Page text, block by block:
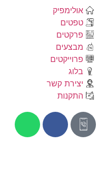
אולימפיק
טפטים
פרקטים
מבצעים
פרוייקטים
בלוג
יצירת קשר
התקנות